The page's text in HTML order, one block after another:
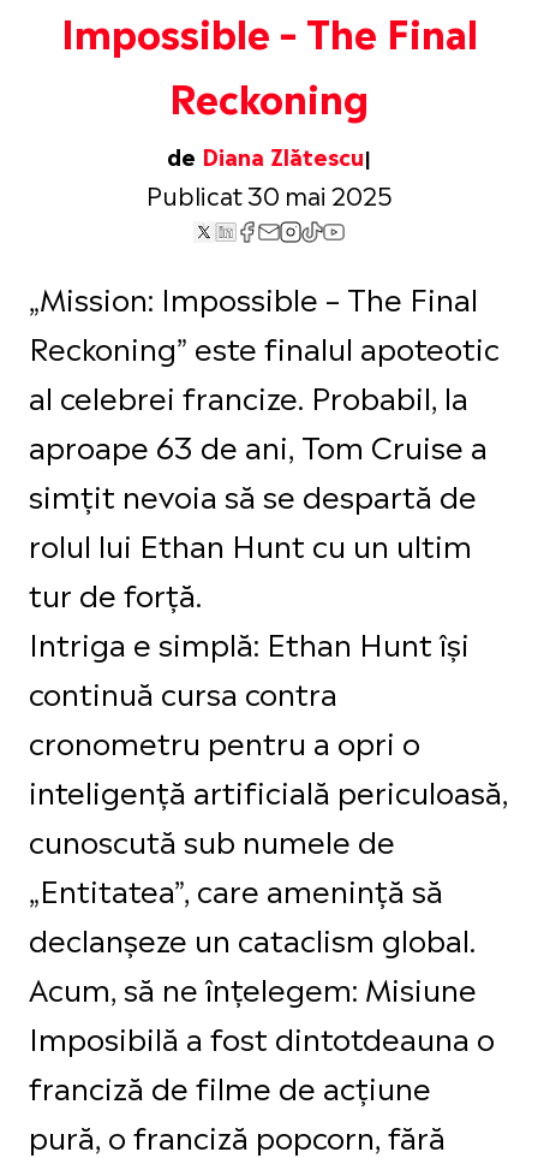
Impossible – The Final
Reckoning
de Diana Zlătescu
Publicat 30 mai 2025
„Mission: Impossible – The Final
Reckoning” este finalul apoteotic
al celebrei francize. Probabil, la
aproape 63 de ani, Tom Cruise a
simțit nevoia să se despartă de
rolul lui Ethan Hunt cu un ultim
tur de forță.
Intriga e simplă: Ethan Hunt își
continuă cursa contra
cronometru pentru a opri o
inteligență artificială periculoasă,
cunoscută sub numele de
„Entitatea”, care amenință să
declanșeze un cataclism global.
Acum, să ne înțelegem: Misiune
Imposibilă a fost dintotdeauna o
franciză de filme de acțiune
pură, o franciză popcorn, fără